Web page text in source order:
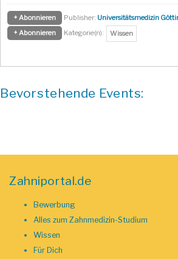
+ Abonnieren Publisher: Universitätsmedizin
+ Abonnieren
Kategorie(n): Wissen
Bevorstehende Events:
Zahniportal.de
Bewerbung
Alles zum Zahnmedizin-Studium
Wissen
Für Dich